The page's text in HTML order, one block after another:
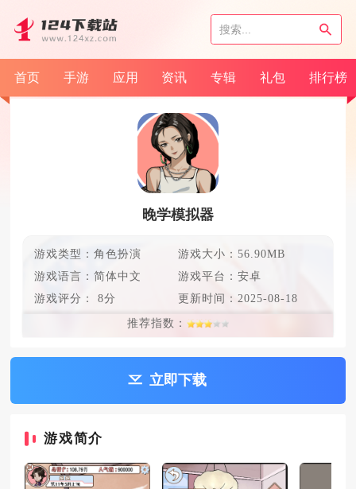
首页 手游 应用 资讯 专辑 礼包 排行榜
晚学模拟器
游戏类型：角色扮演
游戏大小：56.90MB
游戏语言： 简体中文
游戏平台：安卓
游戏评分： 8分 更新时间： 2025-08-18
推荐指数：
立即下载
游戏简介